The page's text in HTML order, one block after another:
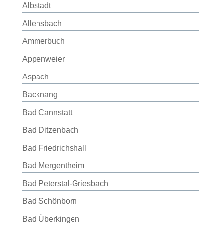
Albstadt
Allensbach
Ammerbuch
Appenweier
Aspach
Backnang
Bad Cannstatt
Bad Ditzenbach
Bad Friedrichshall
Bad Mergentheim
Bad Peterstal-Griesbach
Bad Schönborn
Bad Überkingen